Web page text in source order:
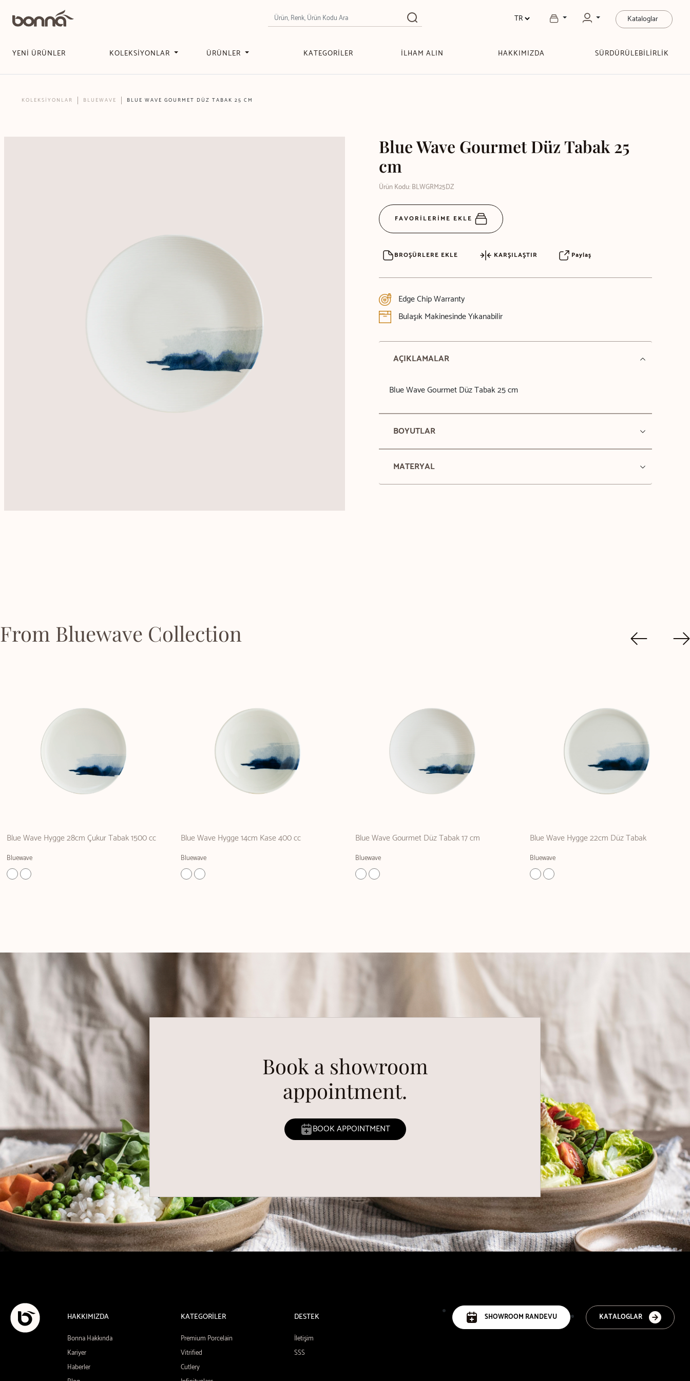
Kataloglar
YENİ ÜRÜNLER KOLEKSİYONLAR ÜRÜNLER KATEGORİLER İLHAM ALIN HAKKIMIZDA SÜRDÜRÜLEBİLİRLİK
KOLEKSİYONLAR BLUEWAVE BLUE WAVE GOURMET DÜZ TABAK 25 CM
Blue Wave Gourmet Düz Tabak 25
cm
Ürün Kodu: BLWGRM25DZ
FAVORİLERİME EKLE
BROŞÜRLERE EKLE KARŞILAŞTIR Paylaş
Edge Chip Warranty
Bulaşık Makinesinde Yıkanabilir
AÇIKLAMALAR
Blue Wave Gourmet Düz Tabak 25 cm
BOYUTLAR
MATERYAL
From Bluewave Collection
Blue Wave Hygge 28cm Çukur Tabak 1500 cc
Bluewave
Blue Wave Hygge 14cm Kase 400 cc
Bluewave
Blue Wave Gourmet Düz Tabak 17 cm
Bluewave
Blue Wave Hygge 22cm Düz Tabak
Bluewave
Book a showroom
appointment.
BOOK APPOINTMENT
HAKKIMIZDA
Bonna Hakkında
Kariyer
Haberler
KATEGORİLER
Premium Porcelain
Vitrified
Cutlery
DESTEK
İletişim
SSS
KATALOGLAR
SHOWROOM RANDEVU